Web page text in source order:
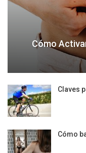
Cómo
Claves
Cómo